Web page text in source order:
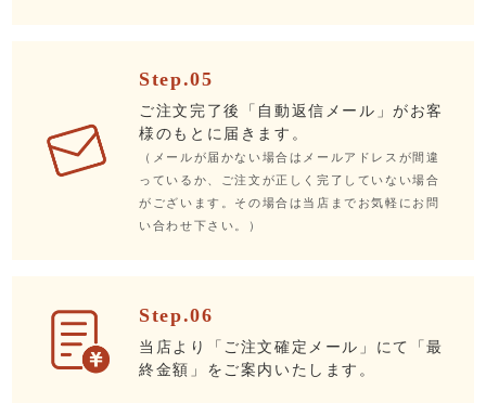
Step.05
ご注文完了後「自動返信メール」がお客
様のもとに届きます。
（メールが届かない場合はメールアドレスが間違
っているか、ご注文が正しく完了していない場合
がございます。その場合は当店までお気軽にお問
い合わせ下さい。）
Step.06
当店より「ご注文確定メール」にて「最
終金額」をご案内いたします。